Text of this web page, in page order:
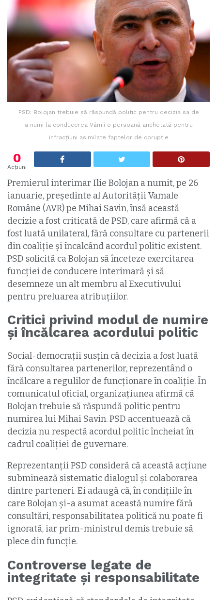
PSD: Bolojan trebuie să răspundă politic pentru decizia sa de
a numi la conducerea Vămii o persoană anchetată pentru
infracțiuni asimilate faptelor de corupție
0
Acțiuni
Premierul interimar Ilie Bolojan a numit, pe 26
ianuarie, președinte al Autorității Vamale
Române (AVR) pe Mihai Savin, însă această
decizie a fost criticată de PSD, care afirmă că a
fost luată unilateral, fără consultare cu partenerii
din coaliție și încalcând acordul politic existent.
PSD solicită ca Bolojan să înceteze exercitarea
funcției de conducere interimară și să
desemneze un alt membru al Executivului
pentru preluarea atribuțiilor.
Critici privind modul de numire
și încălcarea acordului politic
Social-democrații susțin că decizia a fost luată
fără consultarea partenerilor, reprezentând o
încălcare a regulilor de funcționare în coaliție. În
comunicatul oficial, organizațiunea afirmă că
Bolojan trebuie să răspundă politic pentru
numirea lui Mihai Savin. PSD accentuează că
decizia nu respectă acordul politic încheiat în
cadrul coaliției de guvernare.
Reprezentanții PSD consideră că această acțiune
subminează sistematic dialogul și colaborarea
dintre parteneri. Ei adaugă că, în condițiile în
care Bolojan și-a asumat această numire fără
consultări, responsabilitatea politică nu poate fi
ignorată, iar prim-ministrul demis trebuie să
plece din funcție.
Controverse legate de
integritate și responsabilitate